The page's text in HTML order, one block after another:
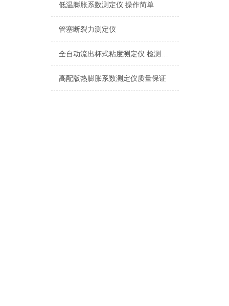
低温膨胀系数测定仪 操作简单
管塞断裂力测定仪
全自动流出杯式粘度测定仪 检测准确
高配版热膨胀系数测定仪质量保证